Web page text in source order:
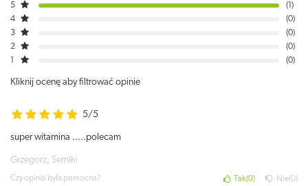
5
1
4
0
3
0
2
0
0
Kliknij ocenę aby filtrować opinie
5/5
super witamina .....polecam
Grzegorz, Serniki
Czy opinia była pomocna? Tak 0 Nie 0